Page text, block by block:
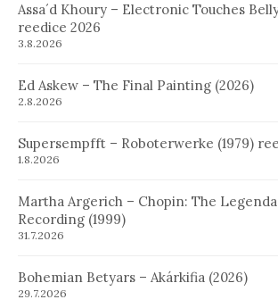
Assa´d Khoury – Electronic Touches
reedice 2026
3.8.2026
Ed Askew – The Final Painting (2026)
2.8.2026
Supersempfft – Roboterwerke (1979)
1.8.2026
Martha Argerich – Chopin: The
Recording (1999)
31.7.2026
Bohemian Betyars – Akárkifia (2026)
29.7.2026